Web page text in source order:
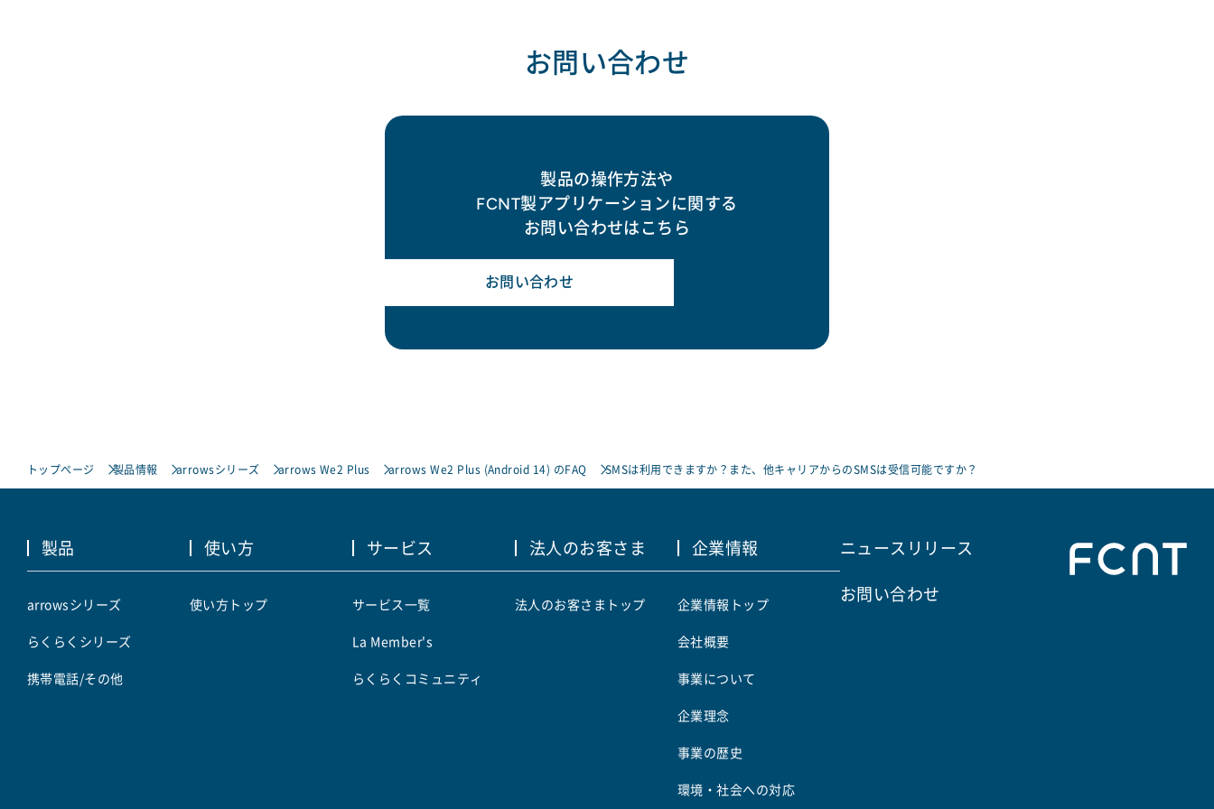
お問い合わせ
製品の操作方法や
FCNT製アプリケーションに関する
お問い合わせはこちら
お問い合わせ
トップページ 製品情報 arrowsシリーズ arrows We2 Plus arrows We2 Plus (Android 14) のFAQ SMSは利用できますか？また、他キャリアからのSMSは受信可能ですか？
製品
arrowsシリーズ
らくらくシリーズ
携帯電話/その他
使い方
使い方トップ
サービス
サービス一覧
La Member's
らくらくコミュニティ
法人のお客さま
法人のお客さまトップ
企業情報
企業情報トップ
会社概要
事業について
企業理念
事業の歴史
環境・社会への対応
ニュースリリース
お問い合わせ